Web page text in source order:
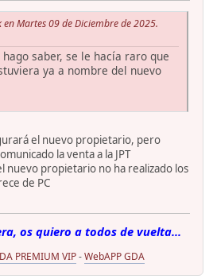
Martes 09 de Diciembre de 2025.
saber, se le hacía raro que
ya a nombre del nuevo
el nuevo propietario, pero
la venta a la JPT
nuevo propietario no ha realizado los
de PC
os quiero a todos de vuelta...
PREMIUM VIP-WebAPP GDA